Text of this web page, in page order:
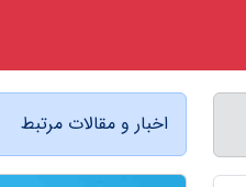
اخبار و مقالات مرتبط